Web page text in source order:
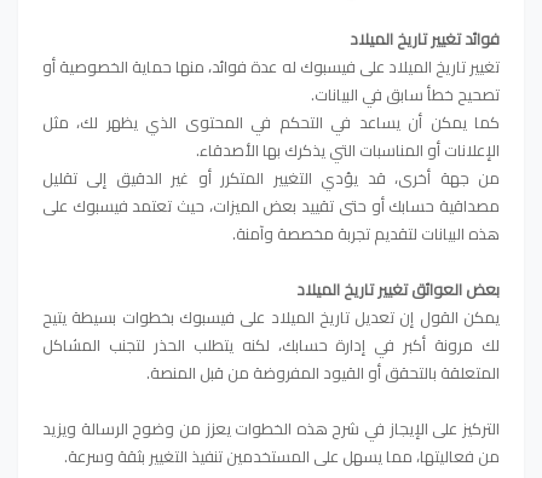
فوائد تغيير تاريخ الميلاد
تغيير تاريخ الميلاد على فيسبوك له عدة فوائد، منها حماية الخصوصية أو
تصحيح خطأ سابق في البيانات.
كما يمكن أن يساعد في التحكم في المحتوى الذي يظهر لك، مثل
الإعلانات أو المناسبات التي يذكرك بها الأصدقاء.
من جهة أخرى، قد يؤدي التغيير المتكرر أو غير الدقيق إلى تقليل
مصداقية حسابك أو حتى تقييد بعض الميزات، حيث تعتمد فيسبوك على
هذه البيانات لتقديم تجربة مخصصة وآمنة.
بعض العوائقتغيير تاريخ الميلاد
يمكن القول إن تعديل تاريخ الميلاد على فيسبوك بخطوات بسيطة يتيح
لك مرونة أكبر في إدارة حسابك، لكنه يتطلب الحذر لتجنب المشاكل
المتعلقة بالتحقق أو القيود المفروضة من قبل المنصة.
التركيز على الإيجاز في شرح هذه الخطوات يعزز من وضوح الرسالة ويزيد
من فعاليتها، مما يسهل على المستخدمين تنفيذ التغيير بثقة وسرعة.